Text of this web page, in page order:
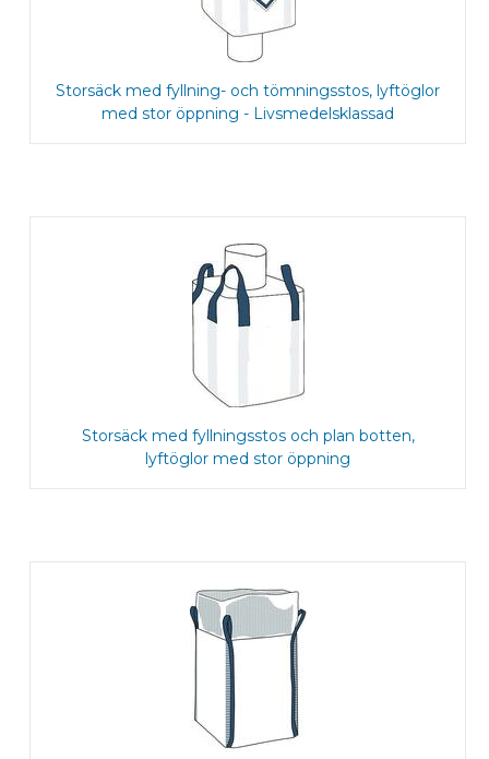
Storsäck med fyllning- och tömningsstos, lyftöglor
med stor öppning - Livsmedelsklassad
Storsäck med fyllningsstos och plan botten,
lyftöglor med stor öppning